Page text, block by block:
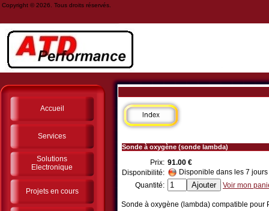
Copyright © 2026. Tous droits réservés.
Accueil
Services
Solutions
Electronique
Projets en cours
Sonde à oxygène (sonde lambda)
Prix: 91.00 €
Disponibilité:
Disponible dans les 7 jours
Quantité:
Voir mon
Sonde à oxygène (lambda) compatible pour